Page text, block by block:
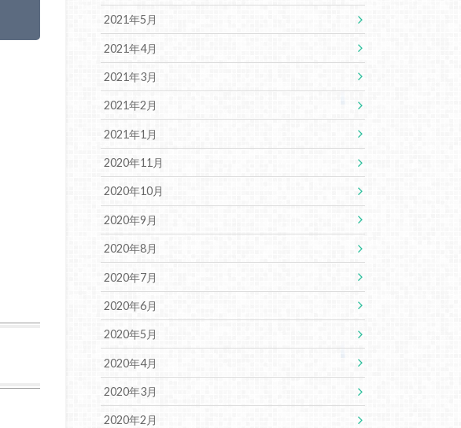
2021年5月
2021年4月
2021年3月
2021年2月
2021年1月
2020年11月
2020年10月
2020年9月
2020年8月
2020年7月
2020年6月
2020年5月
2020年4月
2020年3月
2020年2月